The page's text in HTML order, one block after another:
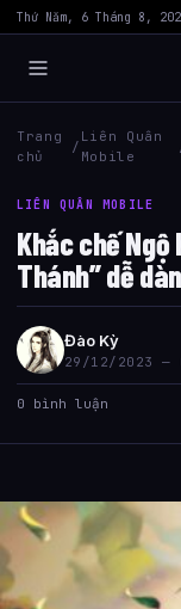
Thứ Năm, 6 Tháng 8,
Trang
chủ
/
Liên Quân
Mobile
LIÊN QUÂN MOBILE
Khắc chế Ngộ
Thánh” dễ
Đào Kỳ
29/12/2023 —
0 bình luận